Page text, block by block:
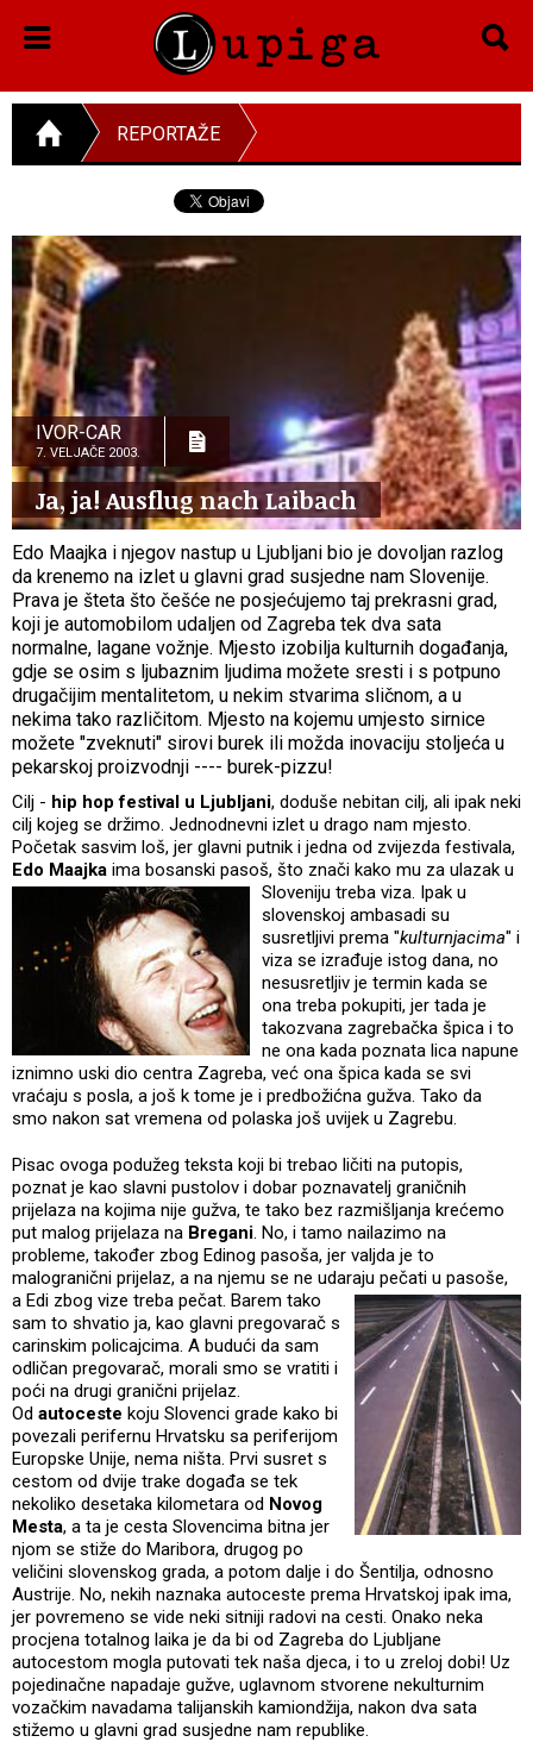
REPORTAŽE
IVOR-CAR
7. VELJAČE 2003.
Ja, ja! Ausflug nach Laibach
Edo Maajka i njegov nastup u Ljubljani bio je dovoljan razlog
da krenemo na izlet u glavni grad susjedne nam Slovenije.
Prava je šteta što češće ne posjećujemo taj prekrasni grad,
koji je automobilom udaljen od Zagreba tek dva sata
normalne, lagane vožnje. Mjesto izobilja kulturnih događanja,
gdje se osim s ljubaznim ljudima možete sresti i s potpuno
drugačijim mentalitetom, u nekim stvarima sličnom, a u
nekima tako različitom. Mjesto na kojemu umjesto sirnice
možete "zveknuti" sirovi burek ili možda inovaciju stoljeća u
pekarskoj proizvodnji ---- burek-pizzu!
Cilj - hip hop festival u Ljubljani, doduše nebitan cilj, ali ipak neki
cilj kojeg se držimo. Jednodnevni izlet u drago nam mjesto.
Početak sasvim loš, jer glavni putnik i jedna od zvijezda festivala,
Edo Maajka ima bosanski pasoš, što znači kako mu za ulazak u
Sloveniju treba viza. Ipak u
slovenskoj ambasadi su
susretljivi prema "kulturnjacima" i
viza se izrađuje istog dana, no
nesusretljiv je termin kada se
ona treba pokupiti, jer tada je
takozvana zagrebačka špica i to
ne ona kada poznata lica napune
iznimno uski dio centra Zagreba, već ona špica kada se svi
vraćaju s posla, a još k tome je i predbožićna gužva. Tako da
smo nakon sat vremena od polaska još uvijek u Zagrebu.
Pisac ovoga podužeg teksta koji bi trebao ličiti na putopis,
poznat je kao slavni pustolov i dobar poznavatelj graničnih
prijelaza na kojima nije gužva, te tako bez razmišljanja krećemo
put malog prijelaza na Bregani. No, i tamo nailazimo na
probleme, također zbog Edinog pasoša, jer valjda je to
malogranični prijelaz, a na njemu se ne udaraju pečati u pasoše,
a Edi zbog vize treba pečat. Barem tako
sam to shvatio ja, kao glavni pregovarač s
carinskim policajcima. A budući da sam
odličan pregovarač, morali smo se vratiti i
poći na drugi granični prijelaz.
Od autoceste koju Slovenci grade kako bi
povezali perifernu Hrvatsku sa periferijom
Europske Unije, nema ništa. Prvi susret s
cestom od dvije trake događa se tek
nekoliko desetaka kilometara od Novog
Mesta, a ta je cesta Slovencima bitna jer
njom se stiže do Maribora, drugog po
veličini slovenskog grada, a potom dalje i do Šentilja, odnosno
Austrije. No, nekih naznaka autoceste prema Hrvatskoj ipak ima,
jer povremeno se vide neki sitniji radovi na cesti. Onako neka
procjena totalnog laika je da bi od Zagreba do Ljubljane
autocestom mogla putovati tek naša djeca, i to u zreloj dobi! Uz
pojedinačne napadaje gužve, uglavnom stvorene nekulturnim
vozačkim navadama talijanskih kamiondžija, nakon dva sata
stižemo u glavni grad susjedne nam republike.